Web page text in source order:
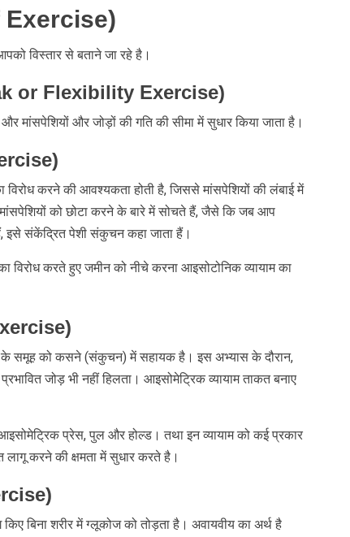
Exercise)
विस्तार से बताने जा रहे है।
or Flexibility Exercise)
मांसपेशियों और जोड़ों की गति की सीमा में सुधार किया जाता है।
विरोध करने की आवश्यकता होती है, जिससे मांसपेशियों की लंबाई में
मांसपेशियों को छोटा करने के बारे में सोचते हैं, जैसे कि जब आप
इसे संकेंद्रित पेशी संकुचन कहा जाता हैं।
विरोध करते हुए जमीन को नीचे करना आइसोटोनिक व्यायाम का
के समूह को कसने (संकुचन) में सहायक है। इस अभ्यास के दौरान,
जोड़ भी नहीं हिलता। आइसोमेट्रिक व्यायाम ताकत बनाए
प्रेस, पुल और होल्ड। तथा इन व्यायाम को कई प्रकार
करने की क्षमता में सुधार करते है।
बिना शरीर में ग्लूकोज को तोड़ता है। अवायवीय का अर्थ है